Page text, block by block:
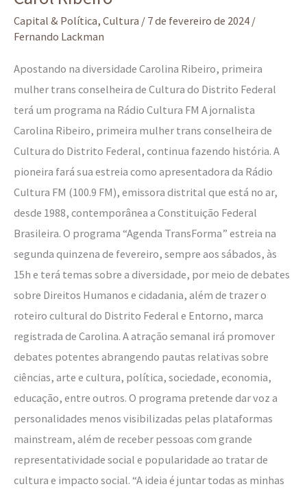
Capital & Política, Cultura / 7 de fevereiro de 2024 /
Fernando Lackman
Apostando na diversidade Carolina Ribeiro, primeira
mulher trans conselheira de Cultura do Distrito Federal
terá um programa na Rádio Cultura FM A jornalista
Carolina Ribeiro, primeira mulher trans conselheira de
Cultura do Distrito Federal, continua fazendo história. A
pioneira fará sua estreia como apresentadora da Rádio
Cultura FM (100.9 FM), emissora distrital que está no ar,
desde 1988, contemporânea a Constituição Federal
Brasileira. O programa “Agenda TransForma” estreia na
segunda quinzena de fevereiro, sempre aos sábados, às
15h e terá temas sobre a diversidade, por meio de debates
sobre Direitos Humanos e cidadania, além de trazer o
roteiro cultural do Distrito Federal e Entorno, marca
registrada de Carolina. A atração semanal irá promover
debates potentes abrangendo pautas relativas sobre
ciências, arte e cultura, política, sociedade, economia,
educação, entre outros. O programa pretende dar voz a
personalidades menos visibilizadas pelas plataformas
mainstream, além de receber pessoas com grande
representatividade social e popularidade ao tratar de
cultura e impacto social. “A ideia é juntar todas as minhas